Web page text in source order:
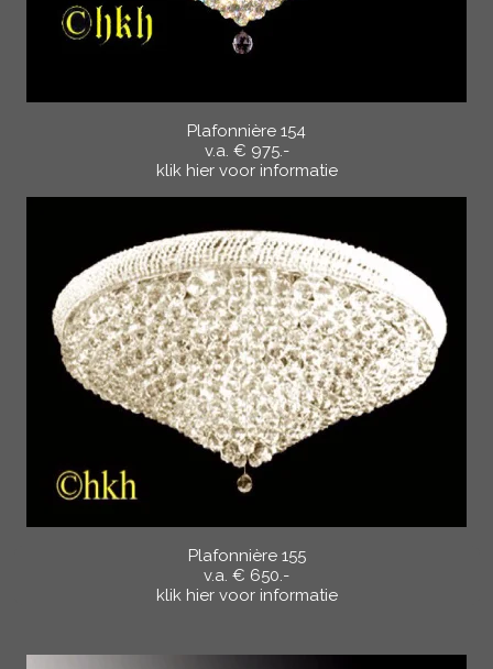
Plafonnière 154
v.a. € 975.-
klik hier voor informatie
Plafonnière 155
v.a. € 650.-
klik hier voor informatie